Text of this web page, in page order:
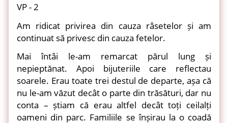
VP - 2
Am ridicat privirea din cauza râsetelor și am
continuat să privesc din cauza fetelor.
Mai întâi le-am remarcat părul lung și
nepieptănat. Apoi bijuteriile care reflectau
soarele. Erau toate trei destul de departe, așa că
nu le-am văzut decât o parte din trăsături, dar nu
conta – știam că erau altfel decât toți ceilalți
oameni din parc. Familiile se înșirau la o coadă